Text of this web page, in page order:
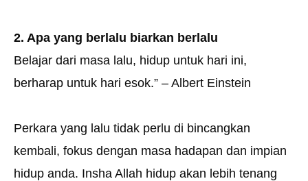
2. Apa yang berlalu biarkan berlalu
Belajar dari masa lalu, hidup untuk hari ini,
berharap untuk hari esok.” – Albert Einstein
Perkara yang lalu tidak perlu di bincangkan
kembali, fokus dengan masa hadapan dan impian
hidup anda. Insha Allah hidup akan lebih tenang